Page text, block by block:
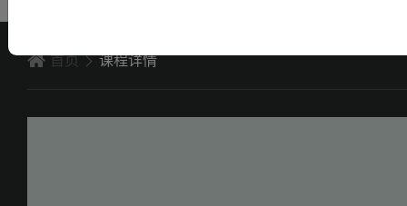
首页 课程详情